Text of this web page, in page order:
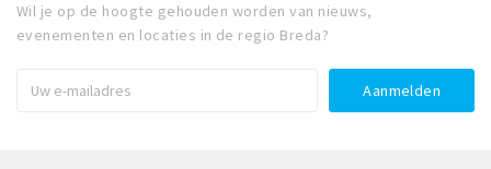
Wil je op de hoogte gehouden worden van nieuws,
evenementen en locaties in de regio Breda?